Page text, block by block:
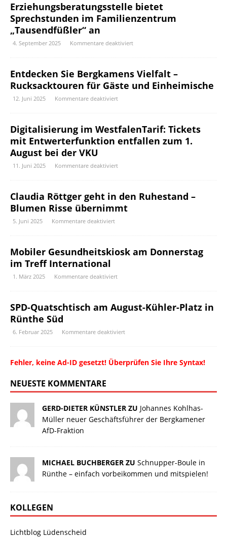
Erziehungsberatungsstelle bietet
Sprechstunden im Familienzentrum
„Tausendfüßler“ an
4. September 2025 Kommentare deaktiviert
Entdecken Sie Bergkamens Vielfalt –
Rucksacktouren für Gäste und Einheimische
12. Juni 2025 Kommentare deaktiviert
Digitalisierung im WestfalenTarif: Tickets
mit Entwerterfunktion entfallen zum 1.
August bei der VKU
11. Juni 2025 Kommentare deaktiviert
Claudia Röttger geht in den Ruhestand –
Blumen Risse übernimmt
5. Juni 2025 Kommentare deaktiviert
Mobiler Gesundheitskiosk am Donnerstag
im Treff International
1. März 2025 Kommentare deaktiviert
SPD-Quatschtisch am August-Kühler-Platz in
Rünthe Süd
6. Februar 2025 Kommentare deaktiviert
Fehler, keine Ad-ID gesetzt! Überprüfen Sie Ihre Syntax!
NEUESTE KOMMENTARE
GERD-DIETER KÜNSTLER ZU Johannes Kohlhas-
Müller neuer Geschäftsführer der Bergkamener
AfD-Fraktion
MICHAEL BUCHBERGER ZU Schnupper-Boule in
Rünthe – einfach vorbeikommen und mitspielen!
KOLLEGEN
Lichtblog Lüdenscheid